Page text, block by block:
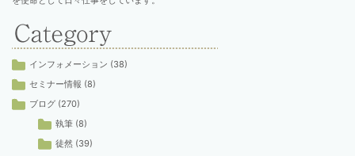
インフォメーション (38)
セミナー情報 (8)
ブログ (270)
執筆 (8)
徒然 (39)